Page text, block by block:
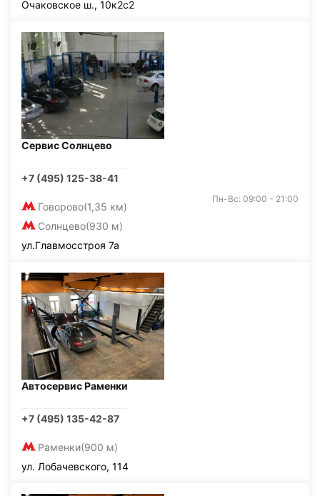
Очаковское ш., 10к2с2
Сервис Солнцево
+7 (495) 125-38-41
Говорово(1,35 км)
Солнцево(930 м)
Пн-Вс: 09:00 - 21:00
ул.Главмосстроя 7а
Автосервис Раменки
+7 (495) 135-42-87
Раменки(900 м)
ул. Лобачевского, 114